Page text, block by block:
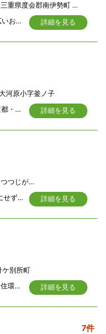
三重県度会郡南伊勢町 宿浦
伊勢志摩の海と満天の星空がある暮らし 宿浦漁港すぐ！海が見えるバルコニーと広いお庭。DIYで自分好みに仕立てる、自然豊かな秘密基地
詳細を見る
河原小字釜ノ子
＼利便性×田舎暮らし／ 月ヶ瀬ニュータウンで、理想のお家を建築しませんか？ 京都・奈良・三重・滋賀へのアクセスが至便な立地です。綺麗に整備された道路や、美しい街並み、自然が近く、豊かな緑溢れる住環境が魅力の『月ヶ瀬ニュータウン』。小学校も徒歩圏内で、JR月ヶ瀬駅徒歩16分という立地は、子育世帯にもオススメ！！また、『村タク』が運行されていて、お車がなくても生活ができる環境は、ご高齢のご家族にも安心です◎敷地広々、約71坪の整形地！！お好みのメーカーで建築が出来ます。移住の方へのサポートもあるエリアです、田舎暮らしを始めてみたい、お子様がいる、ご高齢のご家族、もしくは永住をお考えの方にオススメの『ちょうどいい田舎暮らし』を実現♪♪
詳細を見る
南五番町204
四季を楽しむ果樹園 道路から一段高い敷地は、陽当たり・通風良好！！ 人目を気にせず作業が出来るロケーションです 広い倉庫は窓がついており、休憩スペースとしても◎ お車の乗り入れも可能です
詳細を見る
ケ別所町
＼針テラスへお車で9分／ 名阪国道へのアクセスが大変便利な立地 静かで穏やかな住環境、太陽光用地や資材置き場にも◎ 二方道路で間口が広く、お車の出し入れもラクラクですね
詳細を見る
7件